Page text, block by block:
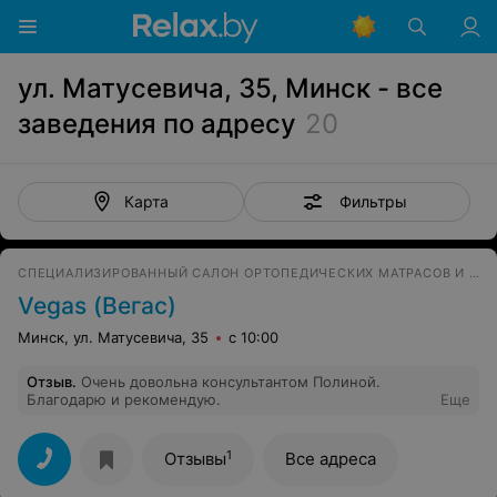
ул. Матусевича, 35, Минск - все
заведения по адресу 20
Карта Фильтры
СПЕЦИАЛИЗИРОВАННЫЙ САЛОН ОРТОПЕДИЧЕСКИХ МАТРАСОВ И АКСЕССУАРОВ ДЛЯ СНА
Vegas (Вегас)
Минск, ул. Матусевича, 35 с 10:00
Отзыв. Очень довольна консультантом Полиной.
Благодарю и рекомендую.
Еще
Отзывы1 Все адреса